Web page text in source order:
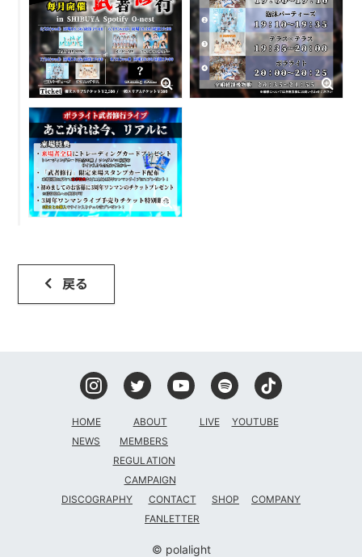
COMPANY
戻る
HOME
NEWS
ABOUT
MEMBERS
REGULATION
CAMPAIGN
LIVE YOUTUBE
DISCOGRAPHY
CONTACT
FANLETTER
SHOP COMPANY
© polalight